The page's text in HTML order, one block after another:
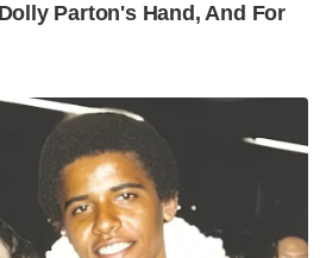
Parton's Hand, And For